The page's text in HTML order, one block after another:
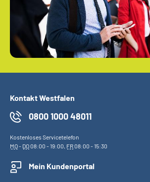
Kontakt Westfalen
0800 1000 48011
Kostenloses Servicetelefon
MO- DO08:00 - 19:00, FR08:00 - 15:30
Mein Kundenportal